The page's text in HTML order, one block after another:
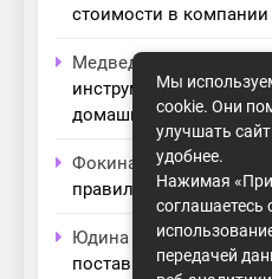
стоимости в компании
Медведева Амалия
инструменты для
домашних условиях
Фокина Невак записи
правильный модем
Юдина Ивонак записи
поставщиками
Мы
cookie. Они
улучшать
удобнее.
Нажимая
соглашаетесь
передачей